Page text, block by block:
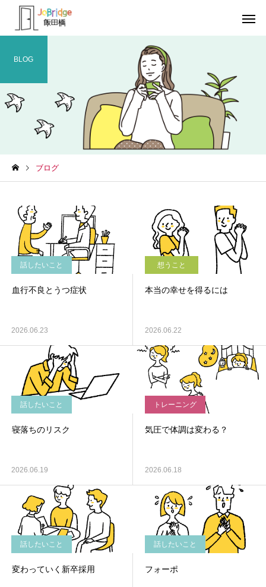
サービス案内 トレーニン
利用者の声 就労先・実
トレーニング
働き続けるための土台
トレーニング
全力禁止のススメ
BLOG
ブログ
話したいこと
血行不良とうつ症状
2026.06.23
想うこと
本当の幸せを得るには
2026.06.22
話したいこと
寝落ちのリスク
2026.06.19
トレーニング
気圧で体調は変わる？
2026.06.18
話したいこと
変わっていく新卒採用
話したいこと
フォーポ